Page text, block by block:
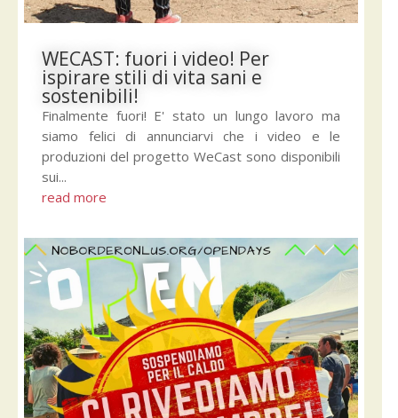
WECAST: fuori i video! Per
ispirare stili di vita sani e
sostenibili!
Finalmente fuori! E' stato un lungo lavoro ma
siamo felici di annunciarvi che i video e le
produzioni del progetto WeCast sono disponibili
sui...
read more